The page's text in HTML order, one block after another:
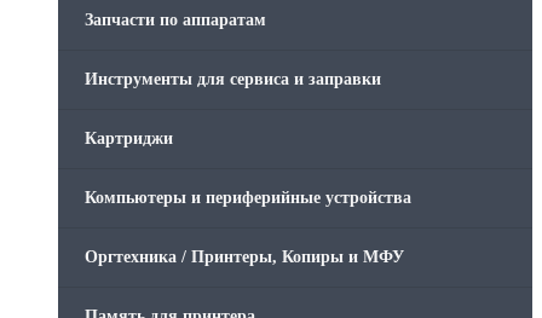
Запчасти по аппаратам
Инструменты для сервиса и заправки
Картриджи
Компьютеры и периферийные устройства
Оргтехника / Принтеры, Копиры и МФУ